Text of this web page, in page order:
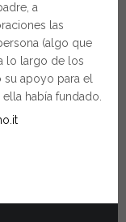
a
las
(algo que
lo largo de los
su apoyo para el
había fundado.